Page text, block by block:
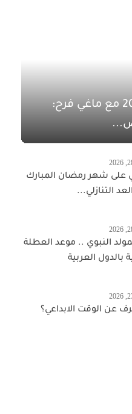
مفاجآت أغسطس 2026 مع ماغي فرح:
على شهر رمضان المبارك
النبوي .. موعد العطلة
بالدول العربية
عن الوقت الابداعي؟